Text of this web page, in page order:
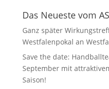
Das Neueste vom
Ganz später
Westfalenpokal an
Save the date:
September mit
Saison!